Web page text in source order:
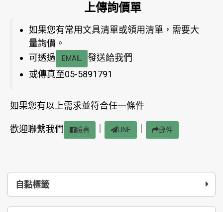
自黏標籤
上傳詢價單
如果您有常用文具清單或領用清單，需要大
量詢價。
可透過
EMAIL
發送給我們
或傳真至05-5891791
如果您有以上需求並符合任一條件
歡迎聯繫我們 臉書 LINE 郵件